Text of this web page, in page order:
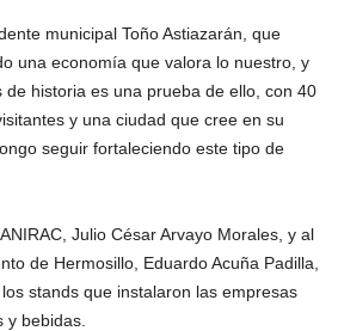
municipal Toño Astiazarán, que
una economía que valora lo nuestro, y
de historia es una prueba de ello, con 40
y una ciudad que cree en su
seguir fortaleciendo este tipo de
Julio César Arvayo Morales, y al
de Hermosillo, Eduardo Acuña Padilla,
stands que instalaron las empresas
y bebidas.